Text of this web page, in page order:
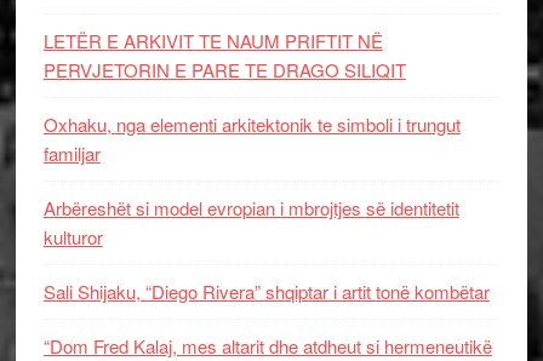
LETËR E ARKIVIT TE NAUM PRIFTIT NË
PERVJETORIN E PARE TE DRAGO SILIQIT
Oxhaku, nga elementi arkitektonik te simboli i trungut
familjar
Arbëreshët si model evropian i mbrojtjes së identitetit
kulturor
Sali Shijaku, “Diego Rivera” shqiptar i artit tonë kombëtar
“Dom Fred Kalaj, mes altarit dhe atdheut si hermeneutikë